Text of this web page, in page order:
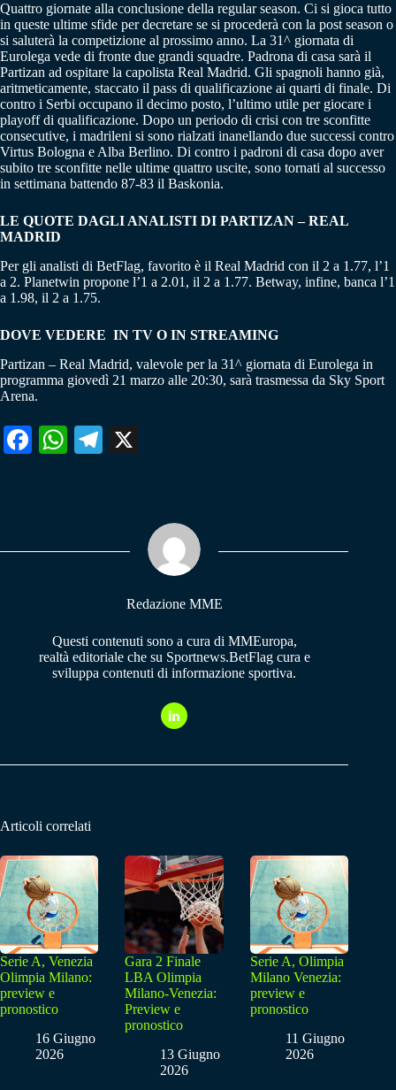
Quattro giornate alla conclusione della regular season. Ci si gioca tutto
in queste ultime sfide per decretare se si procederà con la post season o
si saluterà la competizione al prossimo anno. La 31^ giornata di
Eurolega vede di fronte due grandi squadre. Padrona di casa sarà il
Partizan ad ospitare la capolista Real Madrid. Gli spagnoli hanno già,
aritmeticamente, staccato il pass di qualificazione ai quarti di finale. Di
contro i Serbi occupano il decimo posto, l’ultimo utile per giocare i
playoff di qualificazione. Dopo un periodo di crisi con tre sconfitte
consecutive, i madrileni si sono rialzati inanellando due successi contro
Virtus Bologna e Alba Berlino. Di contro i padroni di casa dopo aver
subito tre sconfitte nelle ultime quattro uscite, sono tornati al successo
in settimana battendo 87-83 il Baskonia.
LE QUOTE DAGLI ANALISTI DI PARTIZAN – REAL
MADRID
Per gli analisti di BetFlag, favorito è il Real Madrid con il 2 a 1.77, l’1
a 2. Planetwin propone l’1 a 2.01, il 2 a 1.77. Betway, infine, banca l’1
a 1.98, il 2 a 1.75.
DOVE VEDERE IN TV O IN STREAMING
Partizan – Real Madrid, valevole per la 31^ giornata di Eurolega in
programma giovedì 21 marzo alle 20:30, sarà trasmessa da Sky Sport
Arena.
Fa W
pp
Te
m
Redazione MME
Questi contenuti sono a cura di MMEuropa,
realtà editoriale che su Sportnews.BetFlag cura e
sviluppa contenuti di informazione sportiva.
Articoli correlati
Serie A, Venezia
Olimpia Milano:
preview e
pronostico
16 Giugno
2026
Gara 2 Finale
LBA Olimpia
Milano-Venezia:
Preview e
pronostico
13 Giugno
2026
Serie A, Olimpia
Milano Venezia:
preview e
pronostico
11 Giugno
2026